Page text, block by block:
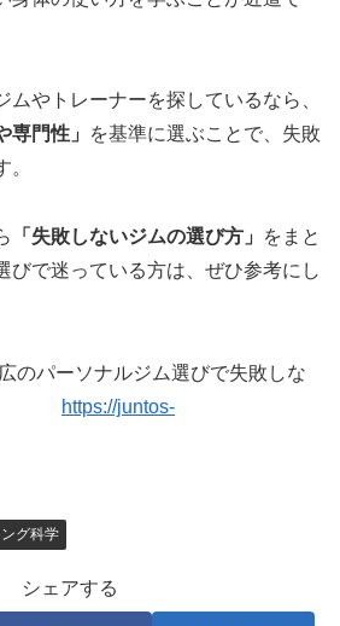
ムやトレーナーを探しているなら、
専門性」
を基準に選ぶことで、失敗
「失敗しないジムの選び方」
をまと
びで迷っている方は、ぜひ参考にし
のパーソナルジム選びで失敗しな
準
https://juntos-
グ科学
シェアする